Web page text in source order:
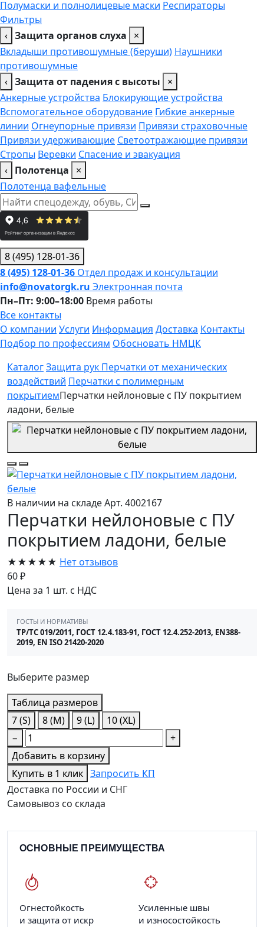
Полумаски и полнолицевые маски Респираторы
Фильтры
‹ Защита органов слуха
×
Вкладыши противошумные (беруши) Наушники
противошумные
‹ Защита от падения с высоты
×
Анкерные устройства Блокирующие устройства
Вспомогательное оборудование Гибкие анкерные
линии Огнеупорные привязи Привязи страховочные
Привязи удерживающие Светоотражающие привязи
Стропы Веревки Спасение и эвакуация
‹ Полотенца
×
Полотенца вафельные
8 (495) 128-01-36
8 (495) 128-01-36 Отдел продаж и консультации
info@novatorgk.ru Электронная почта
Пн–Пт: 9:00–18:00 Время работы
Все контакты
О компании Услуги Информация Доставка Контакты
Подбор по профессиям Обосновать НМЦК
КаталогЗащита рук Перчатки от механических
воздействий Перчатки с полимерным
покрытиемПерчатки нейлоновые с ПУ покрытием
ладони, белые
В наличии на складеАрт. 4002167
Перчатки нейлоновые с ПУ
покрытием ладони, белые
★★★★★ Нет отзывов
60 ₽
Цена за 1 шт. с НДС
ГОСТЫ И НОРМАТИВЫ
ТР/ТС 019/2011, ГОСТ 12.4.183-91, ГОСТ 12.4.252-2013, EN388-
2019, EN ISO 21420-2020
Выберите размер
Таблица размеров
7 (S)
8 (M) 9 (L)
10 (XL)
−
+
Добавить в корзину
Купить в 1 клик Запросить КП
Доставка по России и СНГ
Самовывоз со склада
ОСНОВНЫЕ ПРЕИМУЩЕСТВА
Огнестойкость
и защита от искр
Усиленные швы
и износостойкость